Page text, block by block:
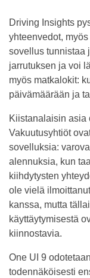
Driving Insights
yhteenvedot,
sovellus tunnistaa
jarrutuksen ja voi
myös matkalokit:
päivämäärään ja
Kiistanalaisin asia
Vakuutusyhtiöt
sovelluksia:
alennuksia, kun
kiihdytysten
ole vielä
kanssa, mutta
käyttäytymisestä
kiinnostavia.
One UI 9
todennäköisesti